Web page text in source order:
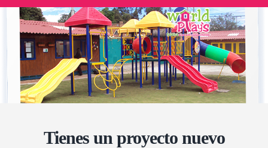
INICIO
JUEGOS INFANTILES
ACCESORIOS
Tienes un proyecto nuevo